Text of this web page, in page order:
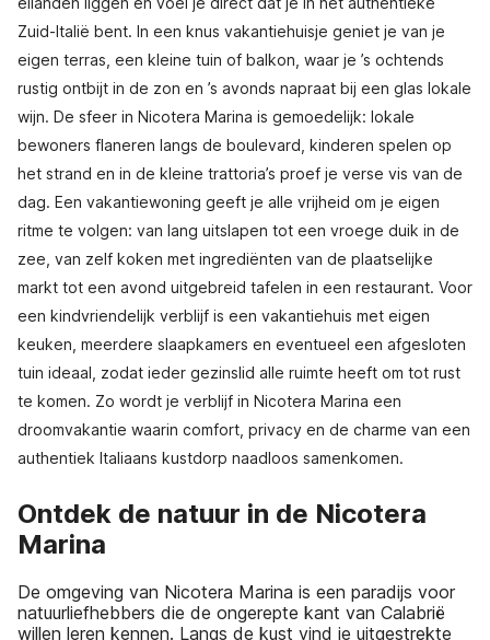
Zuid-Italië bent. In een knus vakantiehuisje geniet je van je
eigen terras, een kleine tuin of balkon, waar je ’s ochtends
rustig ontbijt in de zon en ’s avonds napraat bij een glas lokale
wijn. De sfeer in Nicotera Marina is gemoedelijk: lokale
bewoners flaneren langs de boulevard, kinderen spelen op
het strand en in de kleine trattoria’s proef je verse vis van de
dag. Een vakantiewoning geeft je alle vrijheid om je eigen
ritme te volgen: van lang uitslapen tot een vroege duik in de
zee, van zelf koken met ingrediënten van de plaatselijke
markt tot een avond uitgebreid tafelen in een restaurant. Voor
een kindvriendelijk verblijf is een vakantiehuis met eigen
keuken, meerdere slaapkamers en eventueel een afgesloten
tuin ideaal, zodat ieder gezinslid alle ruimte heeft om tot rust
te komen. Zo wordt je verblijf in Nicotera Marina een
droomvakantie waarin comfort, privacy en de charme van een
authentiek Italiaans kustdorp naadloos samenkomen.
Ontdek de natuur in de Nicotera
Marina
De omgeving van Nicotera Marina is een paradijs voor
natuurliefhebbers die de ongerepte kant van Calabrië
willen leren kennen. Langs de kust vind je uitgestrekte